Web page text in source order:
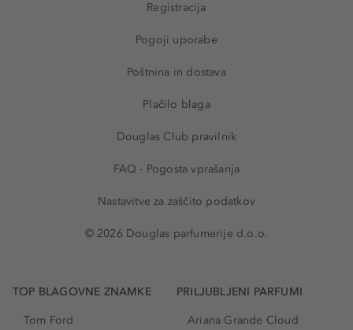
Registracija
Pogoji uporabe
Poštnina in dostava
Plačilo blaga
Douglas Club pravilnik
FAQ - Pogosta vprašanja
Nastavitve za zaščito podatkov
© 2026 Douglas parfumerije d.o.o.
TOP BLAGOVNE ZNAMKE
Tom Ford
PRILJUBLJENI PARFUMI
Ariana Grande Cloud